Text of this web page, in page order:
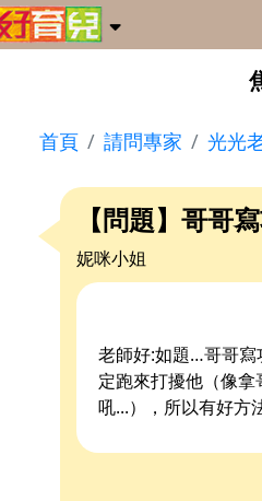
首頁 請問專家 光光
【問題】哥哥
妮咪小姐
老師好:如題…哥哥寫
定跑來打擾他（像
吼...），所以有好方